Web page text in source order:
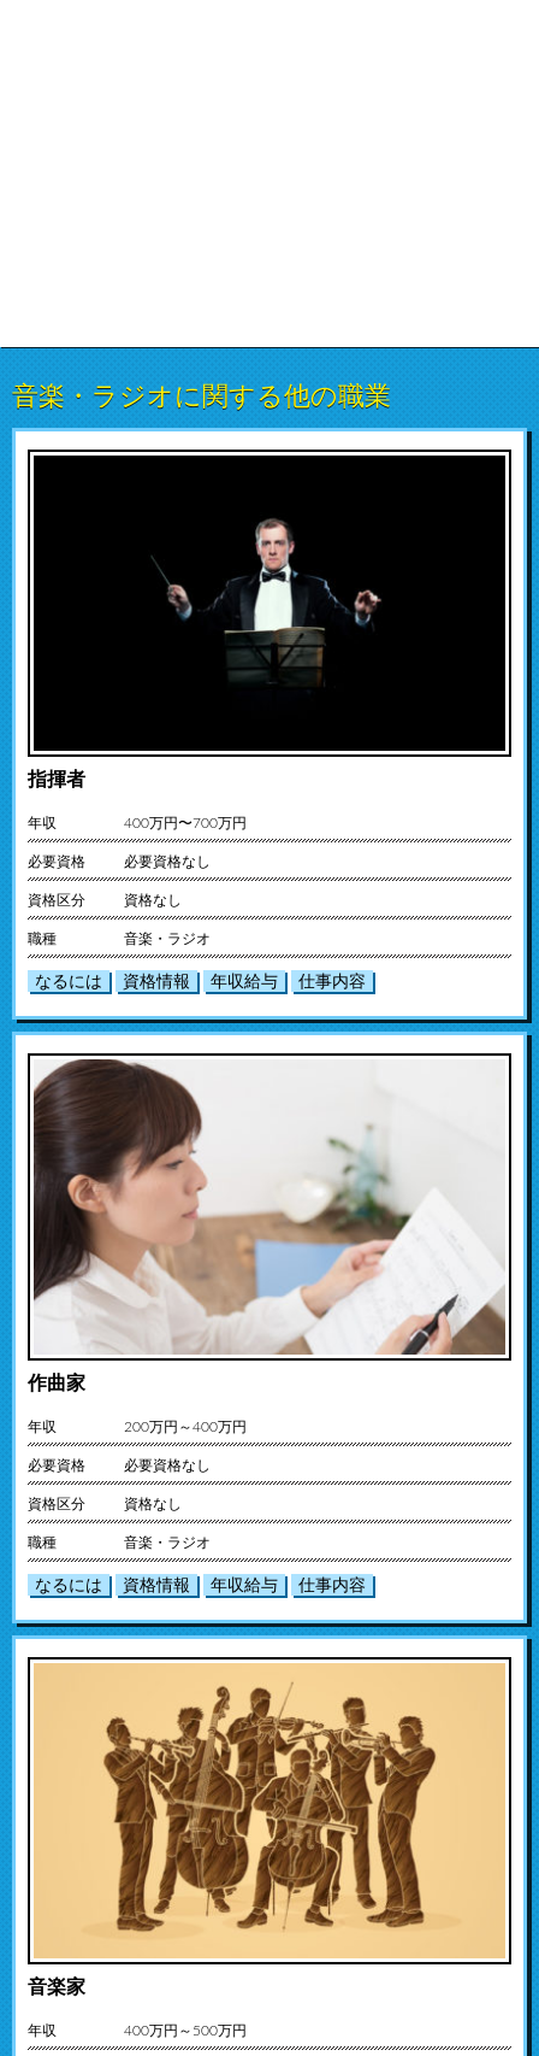
音楽・ラジオに関する他の職業
指揮者
年収 400万円〜700万円
必要資格 必要資格なし
資格区分 資格なし
職種 音楽・ラジオ
なるには 資格情報 年収給与 仕事内容
作曲家
年収 200万円～400万円
必要資格 必要資格なし
資格区分 資格なし
職種 音楽・ラジオ
なるには 資格情報 年収給与 仕事内容
音楽家
年収 400万円～500万円